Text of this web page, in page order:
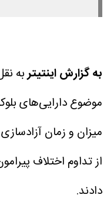
به گزارش اینتیتربه
موضوع دارایی‌های
میزان و زمان
از تداوم اختلاف
دادند.